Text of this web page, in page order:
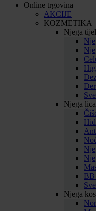
Online trgovina
AKCIJE
KOZMETIKA
Njega
Njega lica
BB
Njega